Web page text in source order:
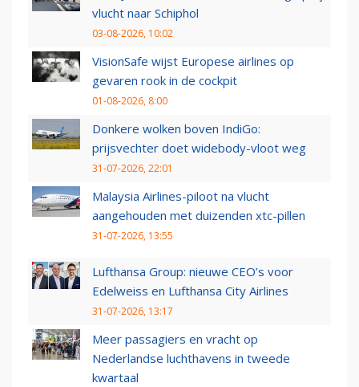
vlucht naar Schiphol
03-08-2026, 10:02
VisionSafe wijst Europese airlines op
gevaren rook in de cockpit
01-08-2026, 8:00
Donkere wolken boven IndiGo:
prijsvechter doet widebody-vloot weg
31-07-2026, 22:01
Malaysia Airlines-piloot na vlucht
aangehouden met duizenden xtc-pillen
31-07-2026, 13:55
Lufthansa Group: nieuwe CEO’s voor
Edelweiss en Lufthansa City Airlines
31-07-2026, 13:17
Meer passagiers en vracht op
Nederlandse luchthavens in tweede
kwartaal